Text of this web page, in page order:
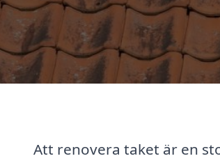
Att renovera taket är en